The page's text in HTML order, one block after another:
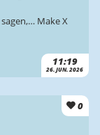
11:19
26. JUN. 2026
Make X
0